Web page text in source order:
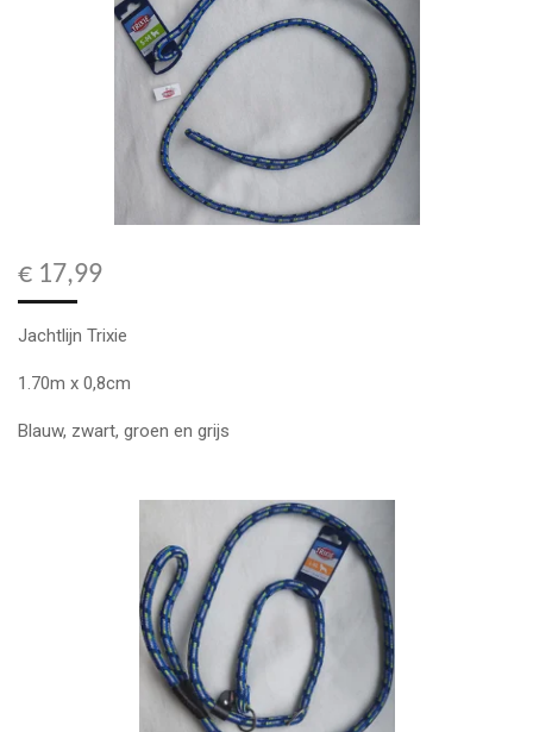
€ 17,99
Jachtlijn Trixie
1.70m x 0,8cm
Blauw, zwart, groen en grijs